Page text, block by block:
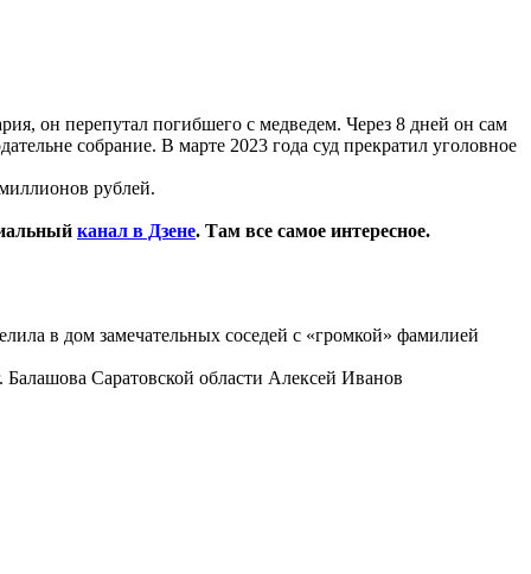
он перепутал погибшего с медведем. Через 8 дней он сам
собрание. В марте 2023 года суд прекратил уголовное
рублей.
канал в Дзене. Там все самое интересное.
в дом замечательных соседей с «громкой» фамилией
Саратовской области Алексей Иванов